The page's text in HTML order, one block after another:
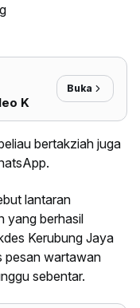
K
Buka
bertakziah juga
lantaran
yang berhasil
Kerubung Jaya
pesan wartawan
sebentar.